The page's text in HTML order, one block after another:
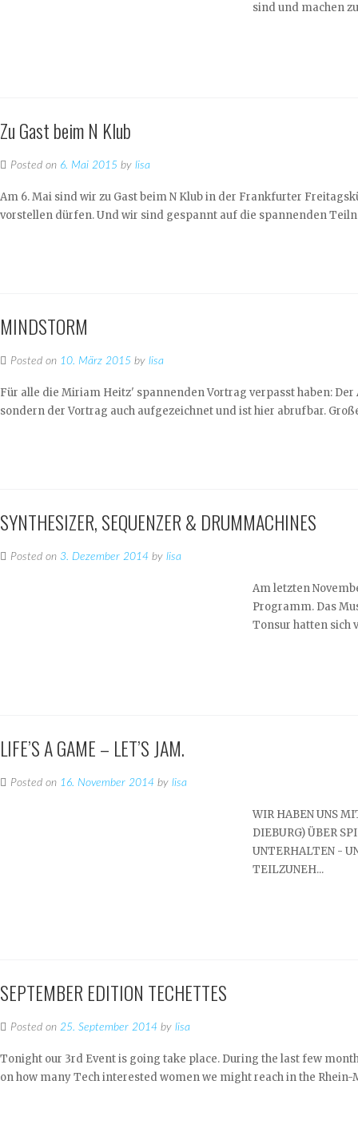
sind und machen
Zu Gast beim N Klub
Posted on 6. Mai 2015 by lisa
Am 6. Mai sind wir zu Gast beim N Klub in der Frankfurter
vorstellen dürfen. Und wir sind gespannt auf die spannenden
MINDSTORM
Posted on 10. März 2015 by lisa
Für alle die Miriam Heitz' spannenden Vortrag verpasst haben:
sondern der Vortrag auch aufgezeichnet und ist hier abrufbar.
SYNTHESIZER, SEQUENZER & DRUMMACHINES
Posted on 3. Dezember 2014 by lisa
Am letzten
Programm. Das
Tonsur hatten sich
LIFE’S A GAME – LET’S JAM.
Posted on 16. November 2014 by lisa
WIR HABEN UNS
DIEBURG) ÜBER
UNTERHALTEN -
TEILZUNEH...
SEPTEMBER EDITION TECHETTES
Posted on 25. September 2014 by lisa
Tonight our 3rd Event is going take place. During the last few
on how many Tech interested women we might reach in the Rhein-